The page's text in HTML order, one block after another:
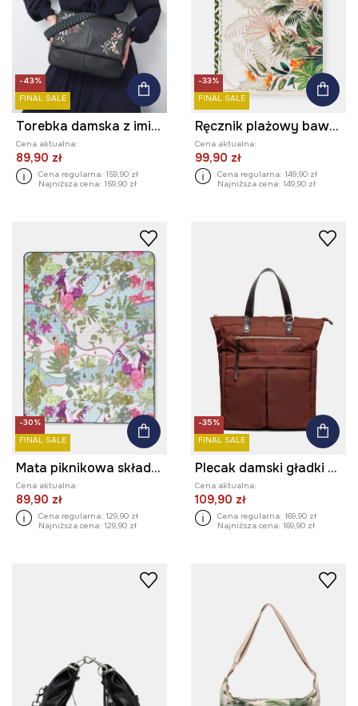
-43%
FINAL SALE
Torebka damska z imitacji skóry z ozdobnym haftem
Cena aktualna:
89,90 zł
Cena regularna: 159,90 zł
Najniższa cena: 159,90 zł
-33%
FINAL SALE
Ręcznik plażowy bawełniany
Cena aktualna:
99,90 zł
Cena regularna: 149,90 zł
Najniższa cena: 149,90 zł
-30%
FINAL SALE
Mata piknikowa składana z kolekcji Ilona Tambor x Medicine
Cena aktualna:
89,90 zł
Cena regularna: 129,90 zł
Najniższa cena: 129,90 zł
-35%
FINAL SALE
Plecak damski gładki z funkcją torby
Cena aktualna:
109,90 zł
Cena regularna: 169,90 zł
Najniższa cena: 169,90 zł